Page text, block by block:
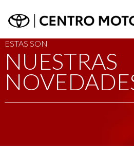
ESTAS SON
NUESTRAS